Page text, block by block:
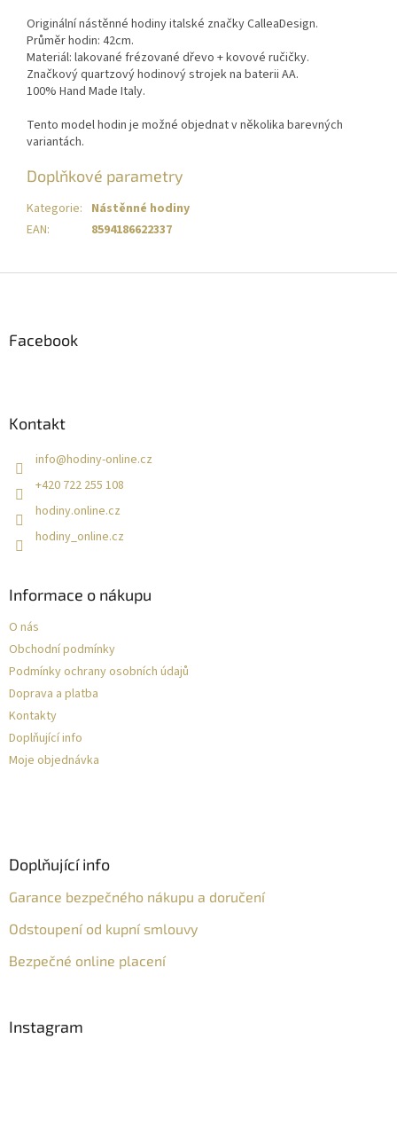
Originální nástěnné hodiny italské značky CalleaDesign.
Průměr hodin: 42cm.
Materiál: lakované frézované dřevo + kovové ručičky.
Značkový quartzový hodinový strojek na baterii AA.
100% Hand Made Italy.
Tento model hodin je možné objednat v několika barevných
variantách.
Doplňkové parametry
Kategorie: Nástěnné hodiny
EAN: 8594186622337
Facebook
Kontakt
info@hodiny-online.cz
+420 722 255 108
hodiny.online.cz
hodiny_online.cz
Informace o nákupu
O nás
Obchodní podmínky
Podmínky ochrany osobních údajů
Doprava a platba
Kontakty
Doplňující info
Moje objednávka
Doplňující info
Garance bezpečného nákupu a doručení
Odstoupení od kupní smlouvy
Bezpečné online placení
Instagram